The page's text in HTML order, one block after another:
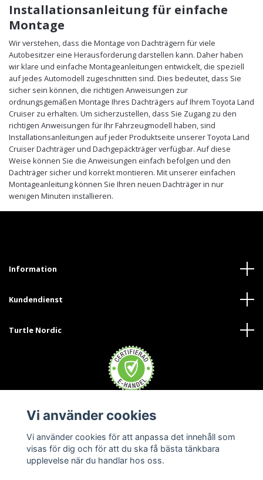
Installationsanleitung für einfache
Montage
Wir verstehen, dass die Montage von Dachträgern für viele
Autobesitzer eine Herausforderung darstellen kann. Daher haben
wir klare und einfache Montageanleitungen entwickelt, die speziell
auf jedes Automodell zugeschnitten sind. Dies bedeutet, dass Sie
sicher sein können, die richtigen Anweisungen zur
ordnungsgemäßen Montage Ihres Dachträgers auf Ihrem Toyota Land
Cruiser zu erhalten. Um sicherzustellen, dass Sie Zugang zu den
richtigen Anweisungen für Ihr Fahrzeugmodell haben, sind
Installationsanleitungen auf jeder Produktseite unserer Toyota Land
Cruiser Dachträger und Dachgepäckträger verfügbar. Auf diese
Weise können Sie die Anweisungen einfach befolgen und den
Dachträger sicher und korrekt montieren. Mit unserer einfachen
Montageanleitung können Sie Ihren neuen Dachträger in nur
wenigen Minuten installieren.
Information
Kundendienst
Turtle Nordic
Vi använder cookies
Vi använder cookies för att anpassa det innehåll som
visas för dig och för att du ska få bästa tänkbara
upplevelse när du handlar hos oss.